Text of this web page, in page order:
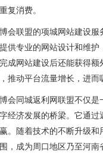
复消费。
会联盟的项城网站建设
供专业的网站设计和维
成网站建设后还能获得
推动平台流量增长，进而
会同城返利网联盟不仅
经济发展的桥梁。它通
。随着技术的不断升级
，成为周口地区乃至河南